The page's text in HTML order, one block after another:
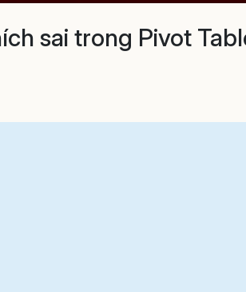
sai trong Pivot